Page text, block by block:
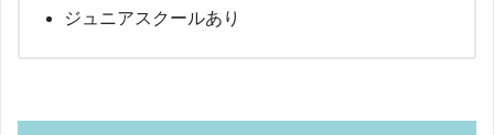
ジュニアスクールあり